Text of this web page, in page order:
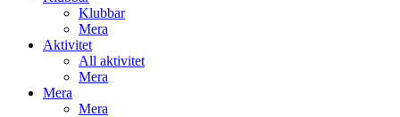
Klubbar
Mera
Aktivitet
All aktivitet
Mera
Mera
Mera